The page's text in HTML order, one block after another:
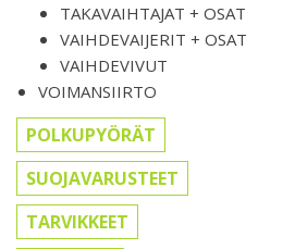
TAKAVAIHTAJAT + OSAT
VAIHDEVAIJERIT + OSAT
VAIHDEVIVUT
VOIMANSIIRTO
POLKUPYÖRÄT
SUOJAVARUSTEET
TARVIKKEET